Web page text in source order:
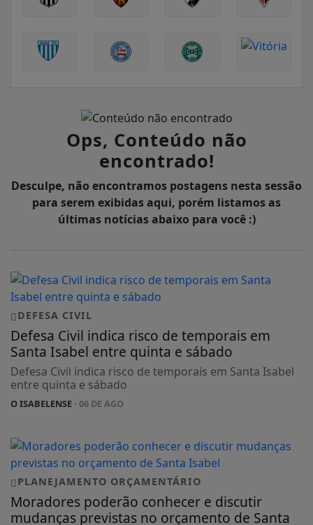
Ops, Conteúdo não
encontrado!
Desculpe, não encontramos postagens nesta sessão
para serem exibidas aqui, porém listamos as
últimas notícias abaixo para você :)
DEFESA CIVIL
Defesa Civil indica risco de temporais em
Santa Isabel entre quinta e sábado
Defesa Civil indica risco de temporais em Santa Isabel
entre quinta e sábado
O ISABELENSE- 06 DE AGO
PLANEJAMENTO ORÇAMENTÁRIO
Moradores poderão conhecer e discutir
mudanças previstas no orçamento de Santa